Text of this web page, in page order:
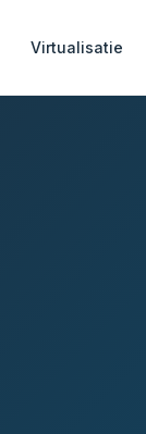
Virtualisatie